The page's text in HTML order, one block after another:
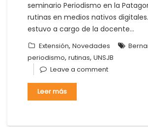
seminario Periodismo en la
rutinas en medios nativos
estuvo a cargo de la docente…
Extensión, Novedades
periodismo, rutinas, UNSJB
Leave a comment
Leer más